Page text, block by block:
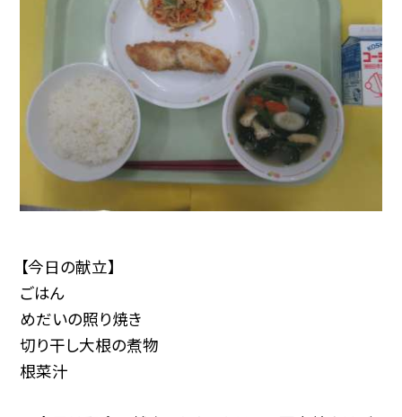
【今日の献立】
ごはん
めだいの照り焼き
切り干し大根の煮物
根菜汁